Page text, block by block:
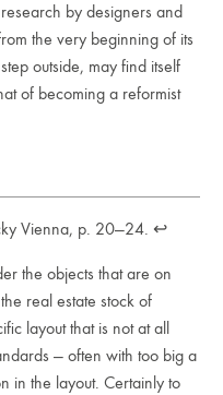
by designers and
the very beginning of its
outside, may find itself
of becoming a reformist
Vienna, p. 20—24. ↩︎
the objects that are on
real estate stock of
layout that is not at all
— often with too big a
in the layout. Certainly to